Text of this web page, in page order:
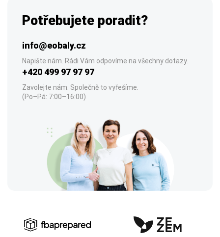
Potřebujete poradit?
info@eobaly.cz
Napište nám. Rádi Vám odpovíme na všechny dotazy.
+420 499 97 97 97
Zavolejte nám. Společně to vyřešíme.
(Po–Pá: 7:00–16:00)